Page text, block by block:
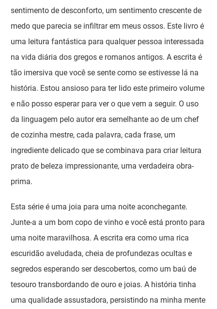
sentimento de desconforto, um sentimento crescente de
medo que parecia se infiltrar em meus ossos. Este livro é
uma leitura fantástica para qualquer pessoa interessada
na vida diária dos gregos e romanos antigos. A escrita é
tão imersiva que você se sente como se estivesse lá na
história. Estou ansioso para ter lido este primeiro volume
e não posso esperar para ver o que vem a seguir. O uso
da linguagem pelo autor era semelhante ao de um chef
de cozinha mestre, cada palavra, cada frase, um
ingrediente delicado que se combinava para criar leitura
prato de beleza impressionante, uma verdadeira obra-
prima.
Esta série é uma joia para uma noite aconchegante.
Junte-a a um bom copo de vinho e você está pronto para
uma noite maravilhosa. A escrita era como uma rica
escuridão aveludada, cheia de profundezas ocultas e
segredos esperando ser descobertos, como um baú de
tesouro transbordando de ouro e joias. A história tinha
uma qualidade assustadora, persistindo na minha mente